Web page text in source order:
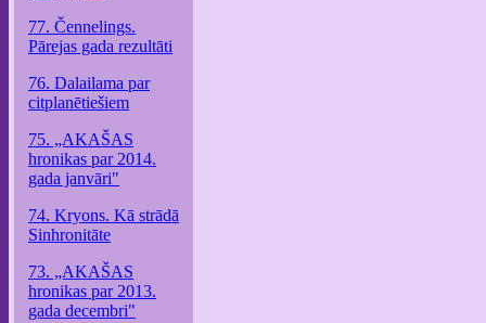
77. Čennelings.
Pārejas gada rezultāti
76. Dalailama par
citplanētiešiem
75. „AKAŠAS
hronikas par 2014.
gada janvāri"
74. Kryons. Kā strādā
Sinhronitāte
73. „AKAŠAS
hronikas par 2013.
gada decembri"